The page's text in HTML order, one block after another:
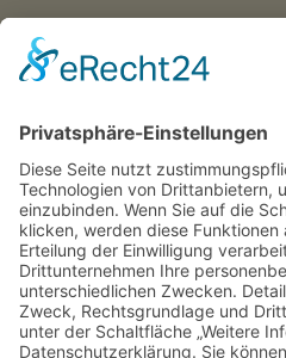
Neue Eltern-Kind-Turnstunde ab
Wir suchen Trainer*innen!
SFH-News 171 · 01/26
SFH-News 170 · 04/25
Rechtliches
Impressum